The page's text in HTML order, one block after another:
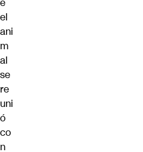
e
el
ani
m
al
se
re
uni
ó
co
n